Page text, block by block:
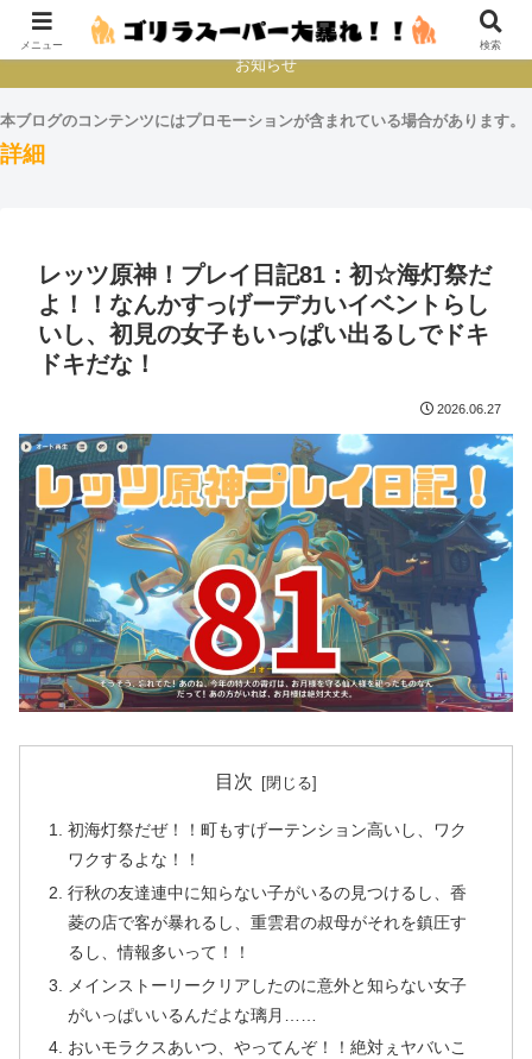
本とか映画とかゲームプレイとか
お知らせ
本ブログのコンテンツにはプロモーションが含まれている場合があります。
詳細
レッツ原神！プレイ日記81：初☆海灯祭だ
よ！！なんかすっげーデカいイベントらし
いし、初見の女子もいっぱい出るしでドキ
ドキだな！
2026.06.27
目次
初海灯祭だぜ！！町もすげーテンション高いし、ワク
ワクするよな！！
行秋の友達連中に知らない子がいるの見つけるし、香
菱の店で客が暴れるし、重雲君の叔母がそれを鎮圧す
るし、情報多いって！！
メインストーリークリアしたのに意外と知らない女子
がいっぱいいるんだよな璃月……
おいモラクスあいつ、やってんぞ！！絶対ぇヤバいこ
メニュー 検索